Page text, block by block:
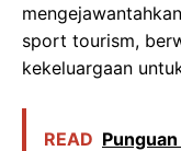
sport tourism,
kekeluargaan
READ